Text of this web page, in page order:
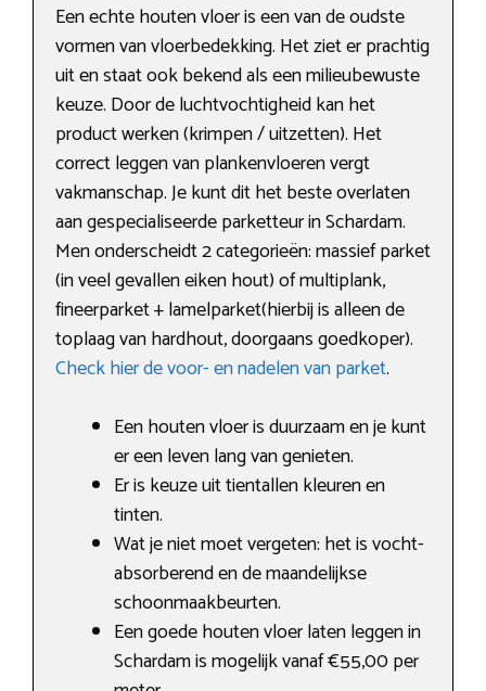
Een echte houten vloer is een van de oudste
vormen van vloerbedekking. Het ziet er prachtig
uit en staat ook bekend als een milieubewuste
keuze. Door de luchtvochtigheid kan het
product werken (krimpen / uitzetten). Het
correct leggen van plankenvloeren vergt
vakmanschap. Je kunt dit het beste overlaten
aan gespecialiseerde parketteur in Schardam.
Men onderscheidt 2 categorieën: massief parket
(in veel gevallen eiken hout) of multiplank,
fineerparket + lamelparket(hierbij is alleen de
toplaag van hardhout, doorgaans goedkoper).
Check hier de voor- en nadelen van parket.
Een houten vloer is duurzaam en je kunt
er een leven lang van genieten.
Er is keuze uit tientallen kleuren en
tinten.
Wat je niet moet vergeten: het is vocht-
absorberend en de maandelijkse
schoonmaakbeurten.
Een goede houten vloer laten leggen in
Schardam is mogelijk vanaf €55,00 per